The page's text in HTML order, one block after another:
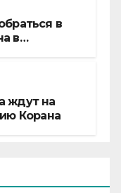
в
в
ждут на
Корана